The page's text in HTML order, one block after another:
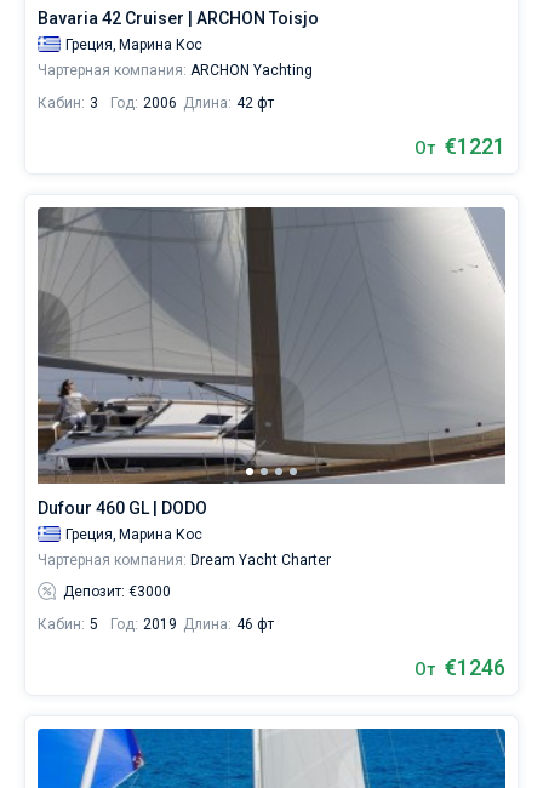
Bavaria 42 Cruiser | ARCHON Toisjo
Греция, Марина Кос
Чартерная компания: ARCHON Yachting
Кабин: 3 Год: 2006 Длина: 42 фт
От €1221
Dufour 460 GL | DODO
Греция, Марина Кос
Чартерная компания: Dream Yacht Charter
Депозит: €3000
Кабин: 5 Год: 2019 Длина: 46 фт
От €1246